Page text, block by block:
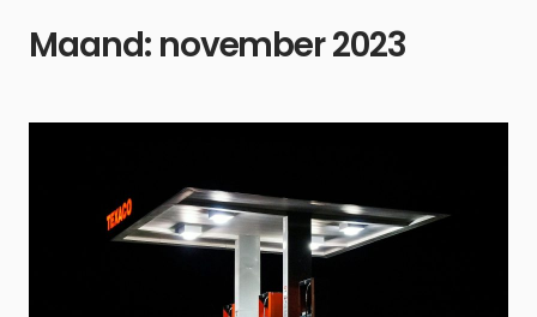
Maand: november 2023